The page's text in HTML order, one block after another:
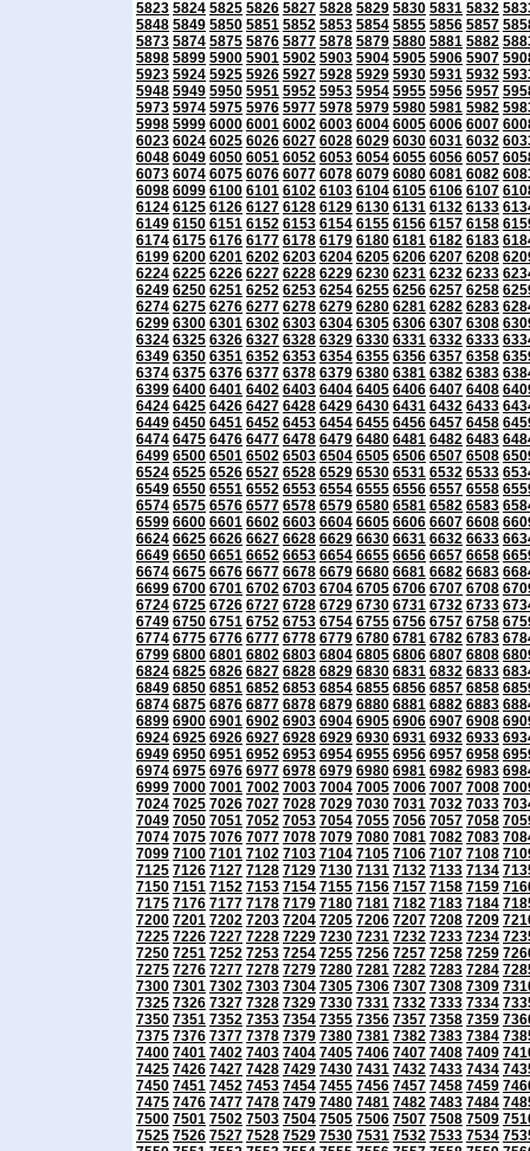
5823 5824 5825 5826 5827 5828 5829 5830 5831 5832
5848 5849 5850 5851 5852 5853 5854 5855 5856 5857
5873 5874 5875 5876 5877 5878 5879 5880 5881 5882
5898 5899 5900 5901 5902 5903 5904 5905 5906 5907
5923 5924 5925 5926 5927 5928 5929 5930 5931 5932
5948 5949 5950 5951 5952 5953 5954 5955 5956 5957
5973 5974 5975 5976 5977 5978 5979 5980 5981 5982
5998 5999 6000 6001 6002 6003 6004 6005 6006 6007
6023 6024 6025 6026 6027 6028 6029 6030 6031 6032
6048 6049 6050 6051 6052 6053 6054 6055 6056 6057
6073 6074 6075 6076 6077 6078 6079 6080 6081 6082
6098 6099 6100 6101 6102 6103 6104 6105 6106 6107
6124 6125 6126 6127 6128 6129 6130 6131 6132 6133
6149 6150 6151 6152 6153 6154 6155 6156 6157 6158
6174 6175 6176 6177 6178 6179 6180 6181 6182 6183
6199 6200 6201 6202 6203 6204 6205 6206 6207 6208
6224 6225 6226 6227 6228 6229 6230 6231 6232 6233
6249 6250 6251 6252 6253 6254 6255 6256 6257 6258
6274 6275 6276 6277 6278 6279 6280 6281 6282 6283
6299 6300 6301 6302 6303 6304 6305 6306 6307 6308
6324 6325 6326 6327 6328 6329 6330 6331 6332 6333
6349 6350 6351 6352 6353 6354 6355 6356 6357 6358
6374 6375 6376 6377 6378 6379 6380 6381 6382 6383
6399 6400 6401 6402 6403 6404 6405 6406 6407 6408
6424 6425 6426 6427 6428 6429 6430 6431 6432 6433
6449 6450 6451 6452 6453 6454 6455 6456 6457 6458
6474 6475 6476 6477 6478 6479 6480 6481 6482 6483
6499 6500 6501 6502 6503 6504 6505 6506 6507 6508
6524 6525 6526 6527 6528 6529 6530 6531 6532 6533
6549 6550 6551 6552 6553 6554 6555 6556 6557 6558
6574 6575 6576 6577 6578 6579 6580 6581 6582 6583
6599 6600 6601 6602 6603 6604 6605 6606 6607 6608
6624 6625 6626 6627 6628 6629 6630 6631 6632 6633
6649 6650 6651 6652 6653 6654 6655 6656 6657 6658
6674 6675 6676 6677 6678 6679 6680 6681 6682 6683
6699 6700 6701 6702 6703 6704 6705 6706 6707 6708
6724 6725 6726 6727 6728 6729 6730 6731 6732 6733
6749 6750 6751 6752 6753 6754 6755 6756 6757 6758
6774 6775 6776 6777 6778 6779 6780 6781 6782 6783
6799 6800 6801 6802 6803 6804 6805 6806 6807 6808
6824 6825 6826 6827 6828 6829 6830 6831 6832 6833
6849 6850 6851 6852 6853 6854 6855 6856 6857 6858
6874 6875 6876 6877 6878 6879 6880 6881 6882 6883
6899 6900 6901 6902 6903 6904 6905 6906 6907 6908
6924 6925 6926 6927 6928 6929 6930 6931 6932 6933
6949 6950 6951 6952 6953 6954 6955 6956 6957 6958
6974 6975 6976 6977 6978 6979 6980 6981 6982 6983
6999 7000 7001 7002 7003 7004 7005 7006 7007 7008
7024 7025 7026 7027 7028 7029 7030 7031 7032 7033
7049 7050 7051 7052 7053 7054 7055 7056 7057 7058
7074 7075 7076 7077 7078 7079 7080 7081 7082 7083
7099 7100 7101 7102 7103 7104 7105 7106 7107 7108
7125 7126 7127 7128 7129 7130 7131 7132 7133 7134
7150 7151 7152 7153 7154 7155 7156 7157 7158 7159
7175 7176 7177 7178 7179 7180 7181 7182 7183 7184
7200 7201 7202 7203 7204 7205 7206 7207 7208 7209
7225 7226 7227 7228 7229 7230 7231 7232 7233 7234
7250 7251 7252 7253 7254 7255 7256 7257 7258 7259
7275 7276 7277 7278 7279 7280 7281 7282 7283 7284
7300 7301 7302 7303 7304 7305 7306 7307 7308 7309
7325 7326 7327 7328 7329 7330 7331 7332 7333 7334
7350 7351 7352 7353 7354 7355 7356 7357 7358 7359
7375 7376 7377 7378 7379 7380 7381 7382 7383 7384
7400 7401 7402 7403 7404 7405 7406 7407 7408 7409
7425 7426 7427 7428 7429 7430 7431 7432 7433 7434
7450 7451 7452 7453 7454 7455 7456 7457 7458 7459
7475 7476 7477 7478 7479 7480 7481 7482 7483 7484
7500 7501 7502 7503 7504 7505 7506 7507 7508 7509
7525 7526 7527 7528 7529 7530 7531 7532 7533 7534